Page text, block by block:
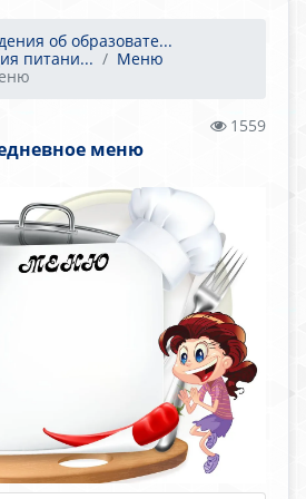
об образовате...
питани...
Меню
1559
меню